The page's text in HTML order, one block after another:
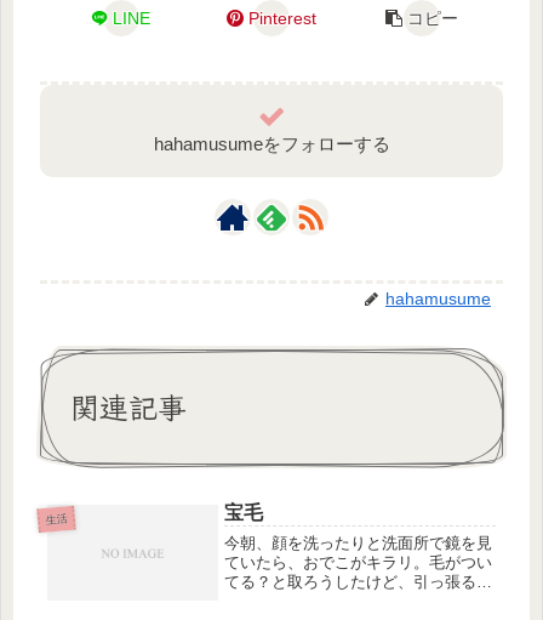
LINE Pinterest コピー
hahamusumeをフォローする
hahamusume
関連記事
生活 宝毛
今朝、顔を洗ったりと洗面所で鏡を見
ていたら、おでこがキラリ。毛がつい
てる？と取ろうしたけど、引っ張ると